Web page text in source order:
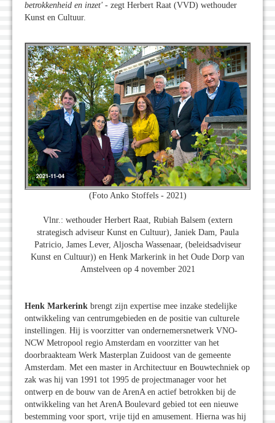
betrokkenheid en inzet' - zegt Herbert Raat (VVD) wethouder
Kunst en Cultuur.
(Foto Anko Stoffels - 2021)
Vlnr.: wethouder Herbert Raat, Rubiah Balsem (extern
strategisch adviseur Kunst en Cultuur), Janiek Dam, Paula
Patricio, James Lever, Aljoscha Wassenaar, (beleidsadviseur
Kunst en Cultuur)) en Henk Markerink in het Oude Dorp van
Amstelveen op 4 november 2021
Henk Markerink brengt zijn expertise mee inzake stedelijke
ontwikkeling van centrumgebieden en de positie van culturele
instellingen. Hij is voorzitter van ondernemersnetwerk VNO-
NCW Metropool regio Amsterdam en voorzitter van het
doorbraakteam Werk Masterplan Zuidoost van de gemeente
Amsterdam. Met een master in Architectuur en Bouwtechniek op
zak was hij van 1991 tot 1995 de projectmanager voor het
ontwerp en de bouw van de ArenA en actief betrokken bij de
ontwikkeling van het ArenA Boulevard gebied tot een nieuwe
bestemming voor sport, vrije tijd en amusement. Hierna was hij